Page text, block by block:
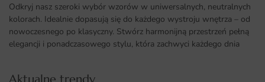
Odkryj nasz szeroki wybór wzorów w uniwersalnych, neutralnych
kolorach. Idealnie dopasują się do każdego wystroju wnętrza – od
nowoczesnego po klasyczny. Stwórz harmonijną przestrzeń pełną
elegancji i ponadczasowego stylu, która zachwyci każdego dnia